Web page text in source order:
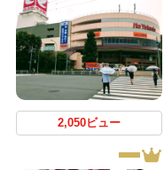
2,050ビュー